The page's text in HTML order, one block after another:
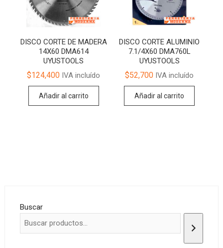
DISCO CORTE DE MADERA
14X60 DMA614
UYUSTOOLS
$124,400 IVA incluído
Añadir al carrito
DISCO CORTE ALUMINIO
7.1/4X60 DMA760L
UYUSTOOLS
$52,700 IVA incluído
Añadir al carrito
Buscar